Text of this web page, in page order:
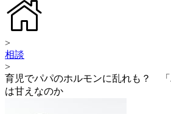
>
相談
>
育児でパパのホルモンに乱れも？ 「
は甘えなのか